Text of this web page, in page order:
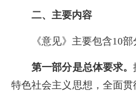
二、主要内容
《意见》主要包含10部
第一部分是总体要求。
特色社会主义思想，全面